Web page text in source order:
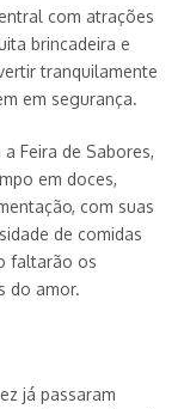
com atrações
brincadeira e
tranquilamente
em segurança.
Feira de Sabores,
em doces,
com suas
de comidas
faltarão os
do amor.
já passaram